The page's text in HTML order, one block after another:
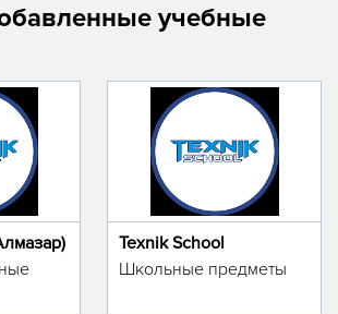
учебные
Texnik School
Школьные предметы